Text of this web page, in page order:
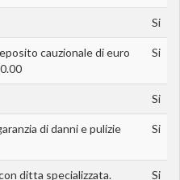
Si
cauzionale di euro
Si
Si
di danni e pulizie
Si
ditta specializzata. Si